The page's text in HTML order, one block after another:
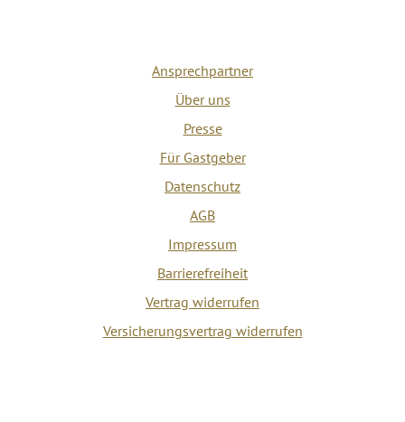
Ansprechpartner
Über uns
Presse
Für Gastgeber
Datenschutz
AGB
Impressum
Barrierefreiheit
Vertrag widerrufen
Versicherungsvertrag widerrufen